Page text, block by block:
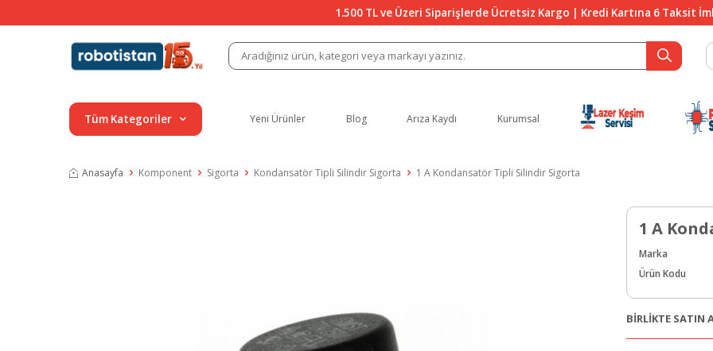
1.500 TL ve Üzeri Siparişlerde Ücretsiz Kargo | Kredi Kartına 6 Taksit
Tüm Kategoriler Yeni Ürünler Blog Arıza Kaydı Kurumsal
Anasayfa Komponent Sigorta Kondansatör Tipli Silindir Sigorta 1 A Kondansatör Tipli Silindir Sigorta
1 A
Marka
Ürün Kodu
BİRLİKTE SATIN